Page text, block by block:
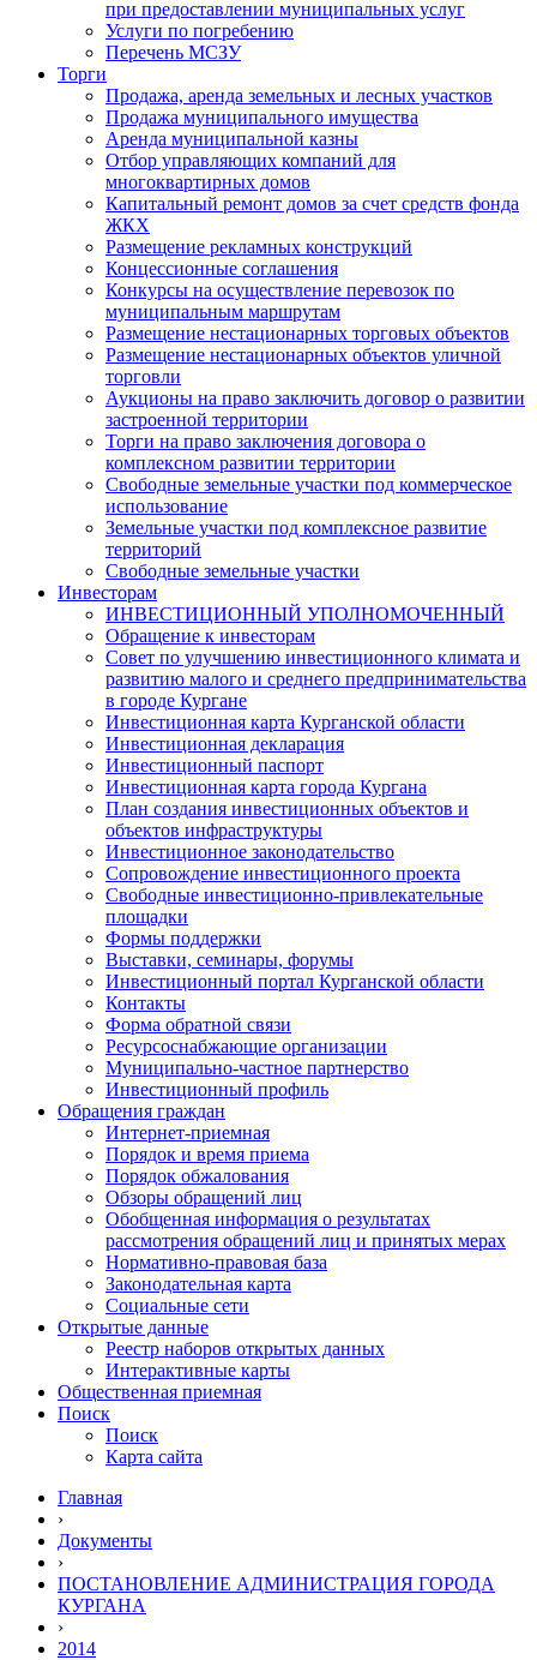
при предоставлении муниципальных услуг
Услуги по погребению
Перечень МСЗУ
Торги
Продажа, аренда земельных и лесных участков
Продажа муниципального имущества
Аренда муниципальной казны
Отбор управляющих компаний для
многоквартирных домов
Капитальный ремонт домов за счет средств фонда
ЖКХ
Размещение рекламных конструкций
Концессионные соглашения
Конкурсы на осуществление перевозок по
муниципальным маршрутам
Размещение нестационарных торговых объектов
Размещение нестационарных объектов уличной
торговли
Аукционы на право заключить договор о развитии
застроенной территории
Торги на право заключения договора о
комплексном развитии территории
Свободные земельные участки под коммерческое
использование
Земельные участки под комплексное развитие
территорий
Свободные земельные участки
Инвесторам
ИНВЕСТИЦИОННЫЙ УПОЛНОМОЧЕННЫЙ
Обращение к инвесторам
Совет по улучшению инвестиционного климата и
развитию малого и среднего предпринимательства
в городе Кургане
Инвестиционная карта Курганской области
Инвестиционная декларация
Инвестиционный паспорт
Инвестиционная карта города Кургана
План создания инвестиционных объектов и
объектов инфраструктуры
Инвестиционное законодательство
Сопровождение инвестиционного проекта
Свободные инвестиционно-привлекательные
площадки
Формы поддержки
Выставки, семинары, форумы
Инвестиционный портал Курганской области
Контакты
Форма обратной связи
Ресурсоснабжающие организации
Муниципально-частное партнерство
Инвестиционный профиль
Обращения граждан
Интернет-приемная
Порядок и время приема
Порядок обжалования
Обзоры обращений лиц
Обобщенная информация о результатах
рассмотрения обращений лиц и принятых мерах
Нормативно-правовая база
Законодательная карта
Социальные сети
Открытые данные
Реестр наборов открытых данных
Интерактивные карты
Общественная приемная
Поиск
Поиск
Карта сайта
Главная
›
Документы
›
ПОСТАНОВЛЕНИЕ АДМИНИСТРАЦИЯ ГОРОДА
КУРГАНА
›
2014